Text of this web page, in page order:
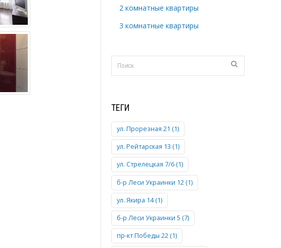
2 комнатные квартиры
3 комнатные квартиры
ТЕГИ
ул. Прорезная 21 (1)
ул. Рейтарская 13 (1)
ул. Стрелецкая 7/6 (1)
б-р Леси Украинки 12 (1)
ул. Якира 14 (1)
б-р Леси Украинки 5 (7)
пр-кт Победы 22 (1)